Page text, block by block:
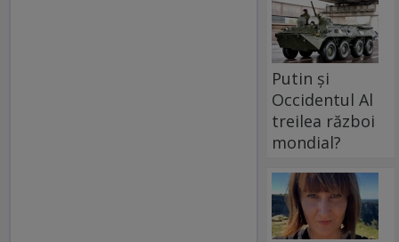
Putin și
Occidentul Al
treilea război
mondial?